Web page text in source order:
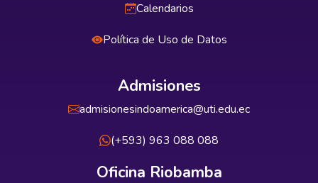
Calendarios
Política de Uso de Datos
Admisiones
admisionesindoamerica@uti.edu.ec
(+593) 963 088 088
Oficina Riobamba